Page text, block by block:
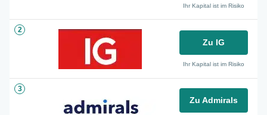
Ihr Kapital ist im Risiko
2
Zu IG
Ihr Kapital ist im Risiko
3
Zu Admirals